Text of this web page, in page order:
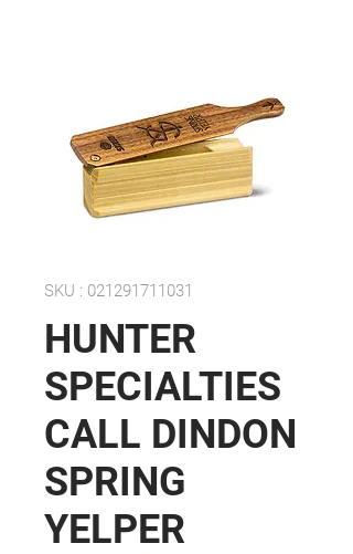
SKU : 021291711031
HUNTER
SPECIALTIES
CALL DINDON
SPRING
YELPER